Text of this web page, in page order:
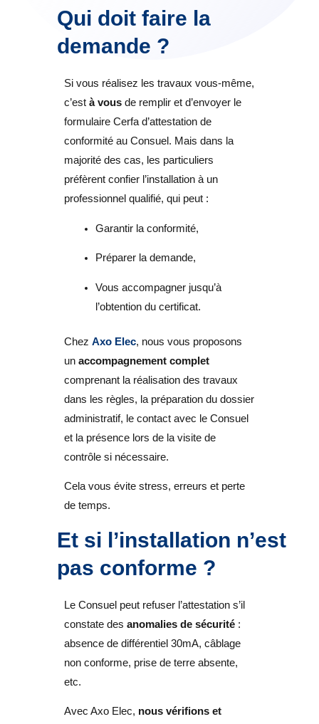
Qui doit faire la
demande ?
Si vous réalisez les travaux vous-même,
c’est à vous de remplir et d’envoyer le
formulaire Cerfa d’attestation de
conformité au Consuel. Mais dans la
majorité des cas, les particuliers
préfèrent confier l’installation à un
professionnel qualifié, qui peut :
Garantir la conformité,
Préparer la demande,
Vous accompagner jusqu’à
l’obtention du certificat.
Chez Axo Elec, nous vous proposons
un accompagnement complet
comprenant la réalisation des travaux
dans les règles, la préparation du dossier
administratif, le contact avec le Consuel
et la présence lors de la visite de
contrôle si nécessaire.
Cela vous évite stress, erreurs et perte
de temps.
Et si l’installation n’est
pas conforme ?
Le Consuel peut refuser l’attestation s’il
constate des anomalies de sécurité :
absence de différentiel 30mA, câblage
non conforme, prise de terre absente,
etc.
Avec Axo Elec, nous vérifions et